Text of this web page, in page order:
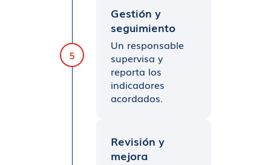
5
Gestión y
seguimiento
Un responsable
supervisa y
reporta los
indicadores
acordados.
Revisión y
mejora